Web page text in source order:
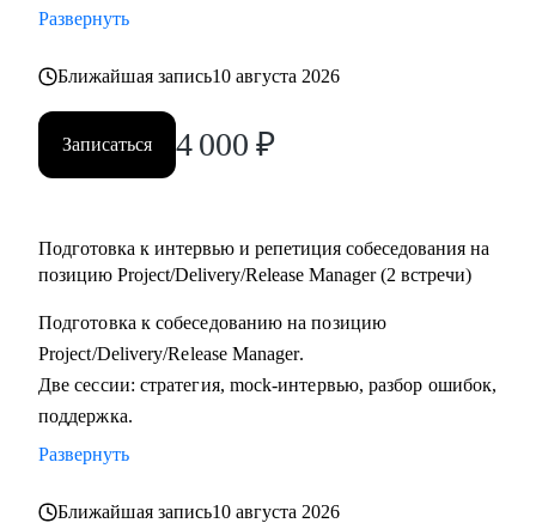
тестировщикам, которые планируют переход в управление
• Тимлидам и начинающим менеджерам, которым нужен
внешний взгляд на резюме, карьерный трек и точки роста.
• IT-специалистам, которые хотят системно подойти к
карьере, а не просто “стрелять откликами” в разные
Развернуть
Ближайшая запись10 августа 2026
Записаться 4 000 ₽
Подготовка к интервью и репетиция собеседования на
позицию Project/Delivery/Release Manager (2 встречи)
Подготовка к собеседованию на позицию
Project/Delivery/Release Manager.
Две сессии: стратегия, mock-интервью, разбор ошибок,
поддержка.
Развернуть
Ближайшая запись10 августа 2026